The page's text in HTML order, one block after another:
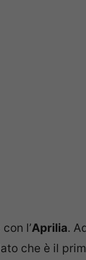
con l’Aprilia.
che è il